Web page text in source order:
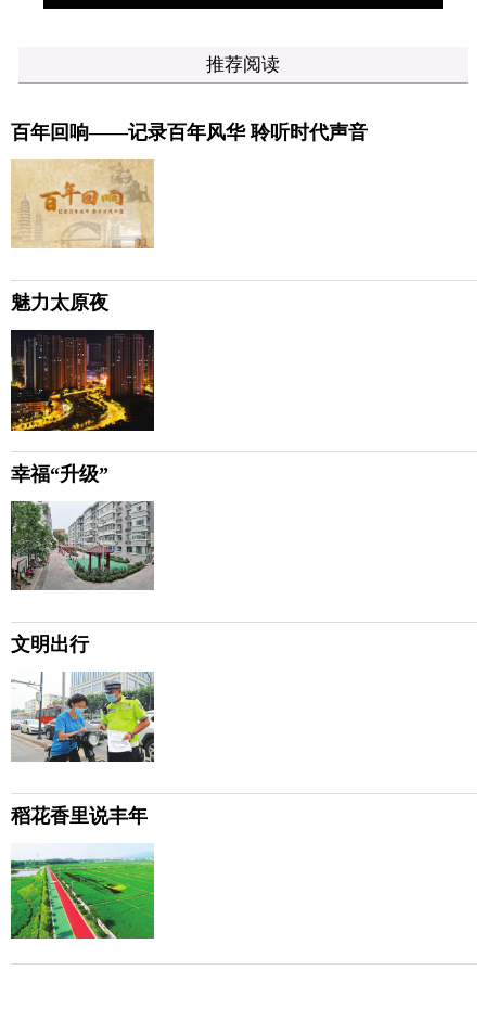
推荐阅读
百年回响——记录百年风华 聆听时代声音
魅力太原夜
幸福“升级”
文明出行
稻花香里说丰年